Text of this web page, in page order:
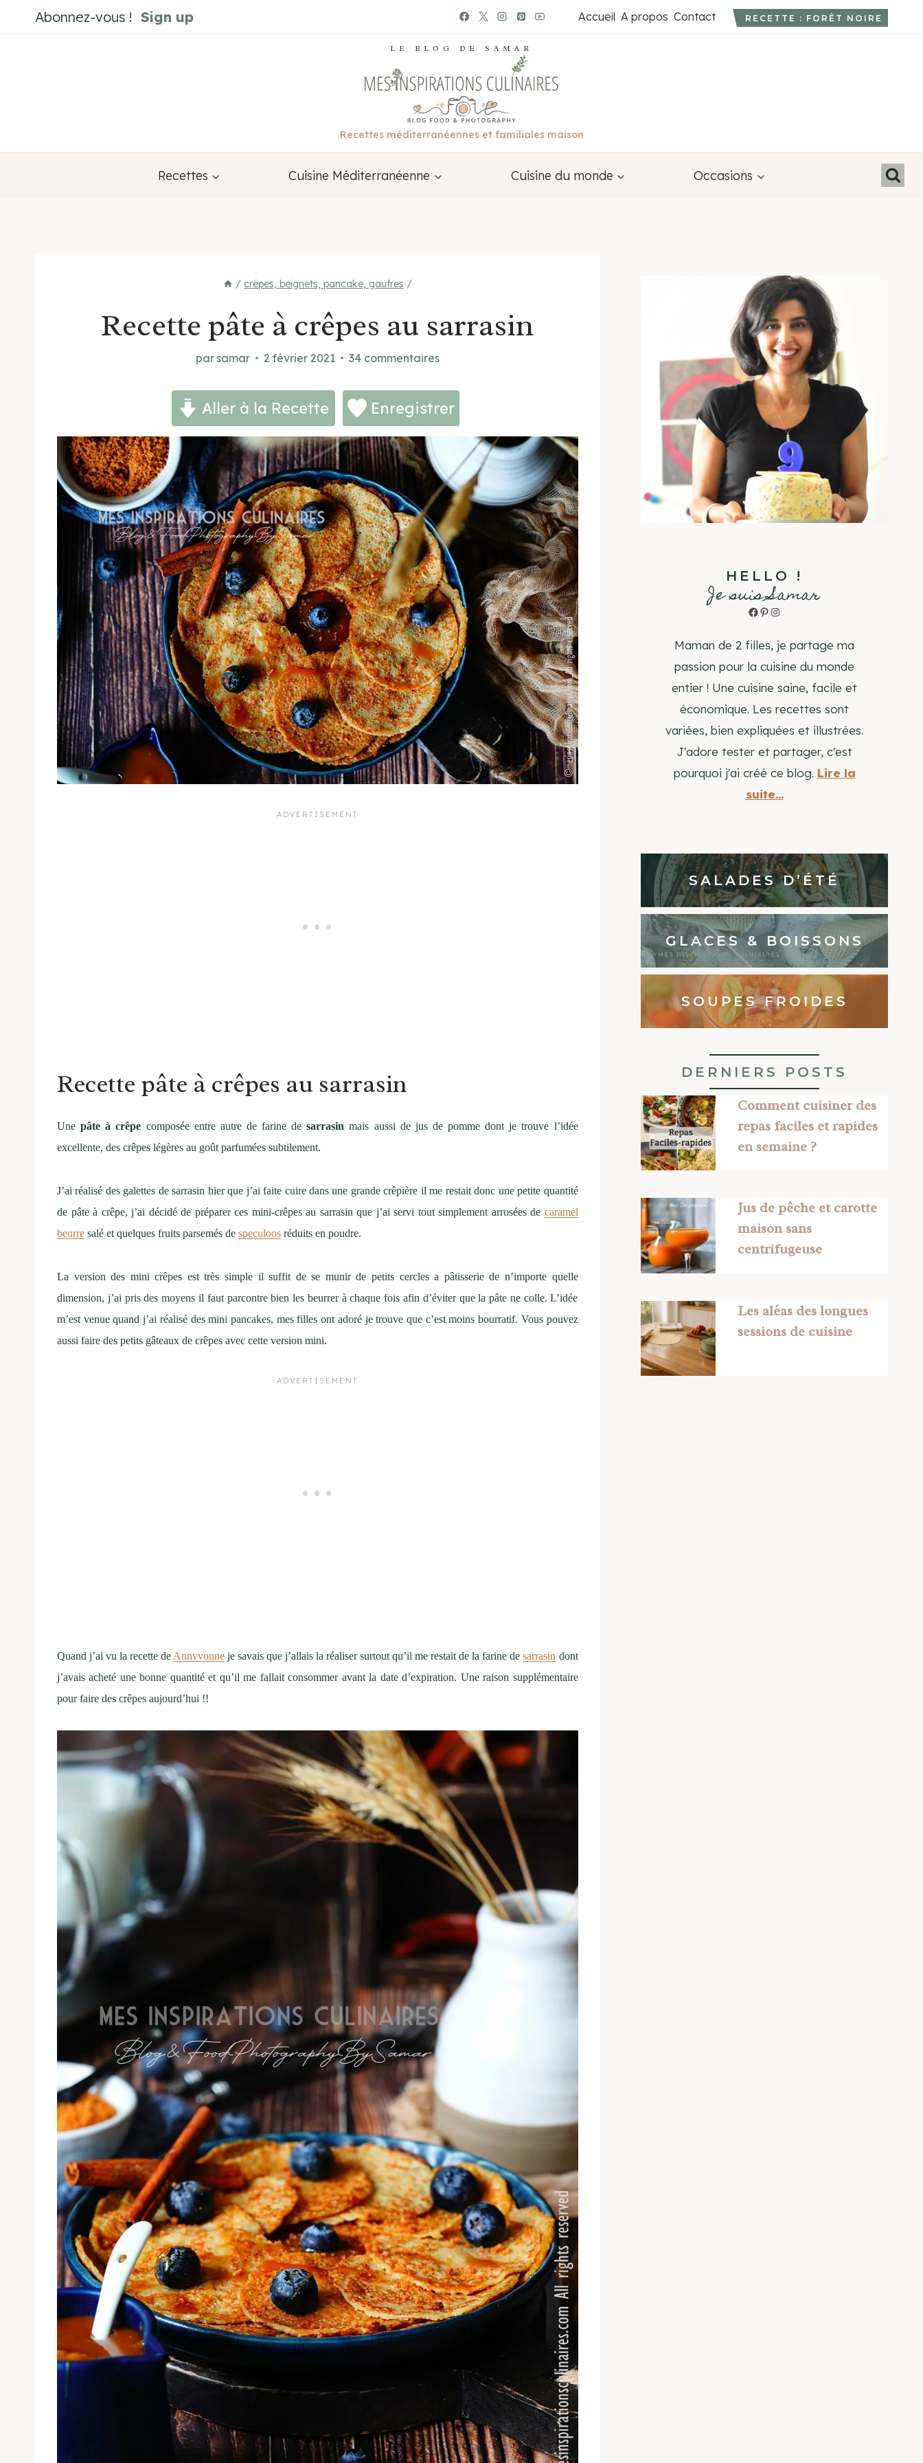
au
Abonnez-vous ! Sign up Accueil A propos Contact RECETTE : FORÊT NOIRE
LE BLOG DE SAMAR
Recettes méditerranéennes et familiales maison
Recettes Cuisine Méditerranéenne Cuisine du monde Occasions
/ crêpes, beignets, pancake, gaufres /
Recette pâte à crêpes au sarrasin
parsamar 2 février 2021 34 commentaires
Aller à la Recette Enregistrer
Recette pâte à crêpes au sarrasin
Unepâte à crêpe composée entre autre de farine desarrasin mais aussi de jus de pomme dont je trouve l’idée
excellente, des crêpes légères au goût parfumées subtilement.
J’ai réalisé des galettes de sarrasin hier que j’ai faite cuire dans une grande crêpière il me restait donc une petite quantité
de pâte à crêpe, j’ai décidé de préparer ces mini-crêpes au sarrasin que j’ai servi tout simplement arrosées de caramel
beurre salé et quelques fruits parsemés de speculoos réduits en poudre.
La version des mini crêpes est très simple il suffit de se munir de petits cercles a pâtisserie de n’importe quelle
dimension, j’ai pris des moyens il faut parcontre bien les beurrer à chaque fois afin d’éviter que la pâte ne colle. L’idée
m’est venue quand j’ai réalisé des mini pancakes, mes filles ont adoré je trouve que c’est moins bourratif. Vous pouvez
aussi faire des petits gâteaux de crêpes avec cette version mini.
Quand j’ai vu la recette de Annyvonne je savais que j’allais la réaliser surtout qu’il me restait de la farine desarrasin dont
j’avais acheté une bonne quantité et qu’il me fallait consommer avant la date d’expiration. Une raison supplémentaire
pour faire des crêpes aujourd’hui !!
HELLO !
Je suis Samar
Facebook
Pinterest
Instagram
Maman de 2 filles, je partage ma
passion pour la cuisine du monde
entier ! Une cuisine saine, facile et
économique. Les recettes sont
variées, bien expliquées et illustrées.
J'adore tester et partager, c'est
pourquoi j'ai créé ce blog. Lire la
suite...
SALADES D’ÉTÉ
GLACES & BOISSONS
SOUPES FROIDES
DERNIERS POSTS
Comment cuisiner des
repas faciles et rapides
en semaine ?
Jus de pêche et carotte
maison sans
centrifugeuse
Les aléas des longues
sessions de cuisine